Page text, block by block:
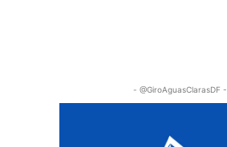
- @GiroAguasClarasDF -